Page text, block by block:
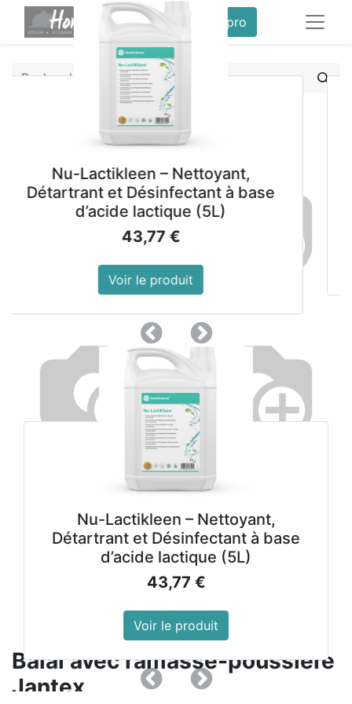
service client pro
Balai avec ramasse-poussière Jantex
Balai avec ramasse-poussière
Jantex
Nu-Lactikleen – Nettoyant,
et Désinfectant à base
d’acide lactique (5L)
€
Voir le produit
PrécedentSuivant
Nu-Lactikleen – Nettoyant,
Détartrant et Désinfectant à base
d’acide lactique (5L)
43,77 €
Voir le produit
PrécedentSuivant